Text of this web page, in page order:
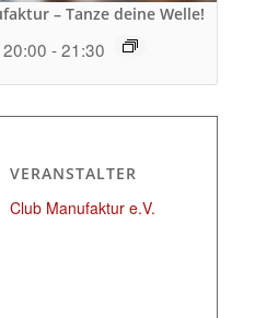
– Tanze deine Welle!
- 21:30
VERANSTALTER
Club Manufaktur e.V.